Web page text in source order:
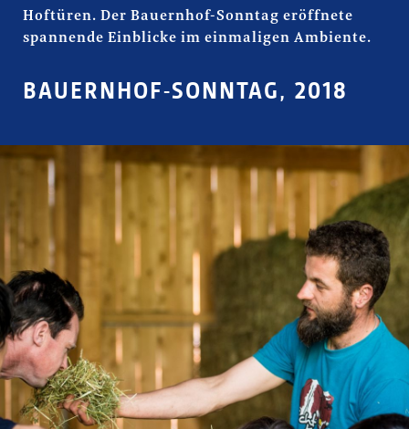
BAUERNHOF-SONNTAG, 2018
Hoftüren. Der Bauernhof-Sonntag eröffnete
spannende Einblicke im einmaligen Ambiente.